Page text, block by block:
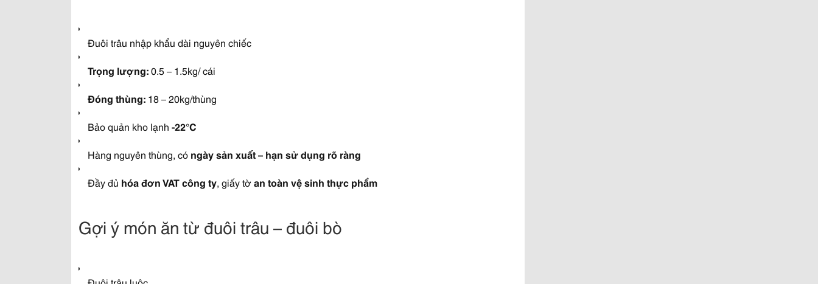
Đuôi trâu nhập khẩu dài nguyên chiếc
Trọng lượng:0.5 – 1.5kg/ cái
Đóng thùng: 18 – 20kg/thùng
Bảo quản kho lạnh -22°C
Hàng nguyên thùng, có ngày sản xuất – hạn sử dụng rõ ràng
Đầy đủ hóa đơn VAT công ty, giấy tờan toàn vệ sinh thực phẩm
Gợi ý món ăn từ đuôi trâu – đuôi bò